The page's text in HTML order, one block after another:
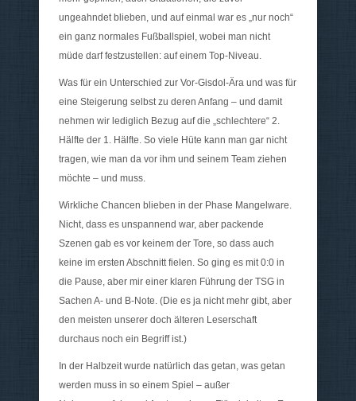
ungeahndet blieben, und auf einmal war es „nur noch“
ein ganz normales Fußballspiel, wobei man nicht
müde darf festzustellen: auf einem Top-Niveau.
Was für ein Unterschied zur Vor-Gisdol-Ära und was für
eine Steigerung selbst zu deren Anfang – und damit
nehmen wir lediglich Bezug auf die „schlechtere“ 2.
Hälfte der 1. Hälfte. So viele Hüte kann man gar nicht
tragen, wie man da vor ihm und seinem Team ziehen
möchte – und muss.
Wirkliche Chancen blieben in der Phase Mangelware.
Nicht, dass es unspannend war, aber packende
Szenen gab es vor keinem der Tore, so dass auch
keine im ersten Abschnitt fielen. So ging es mit 0:0 in
die Pause, aber mir einer klaren Führung der TSG in
Sachen A- und B-Note. (Die es ja nicht mehr gibt, aber
den meisten unserer doch älteren Leserschaft
durchaus noch ein Begriff ist.)
In der Halbzeit wurde natürlich das getan, was getan
werden muss in so einem Spiel – außer